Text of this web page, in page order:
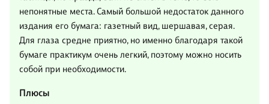
непонятные места. Самый большой недостаток данного
издания его бумага: газетный вид, шершавая, серая.
Для глаза средне приятно, но именно благодаря такой
бумаге практикум очень легкий, поэтому можно носить
собой при необходимости.
Плюсы